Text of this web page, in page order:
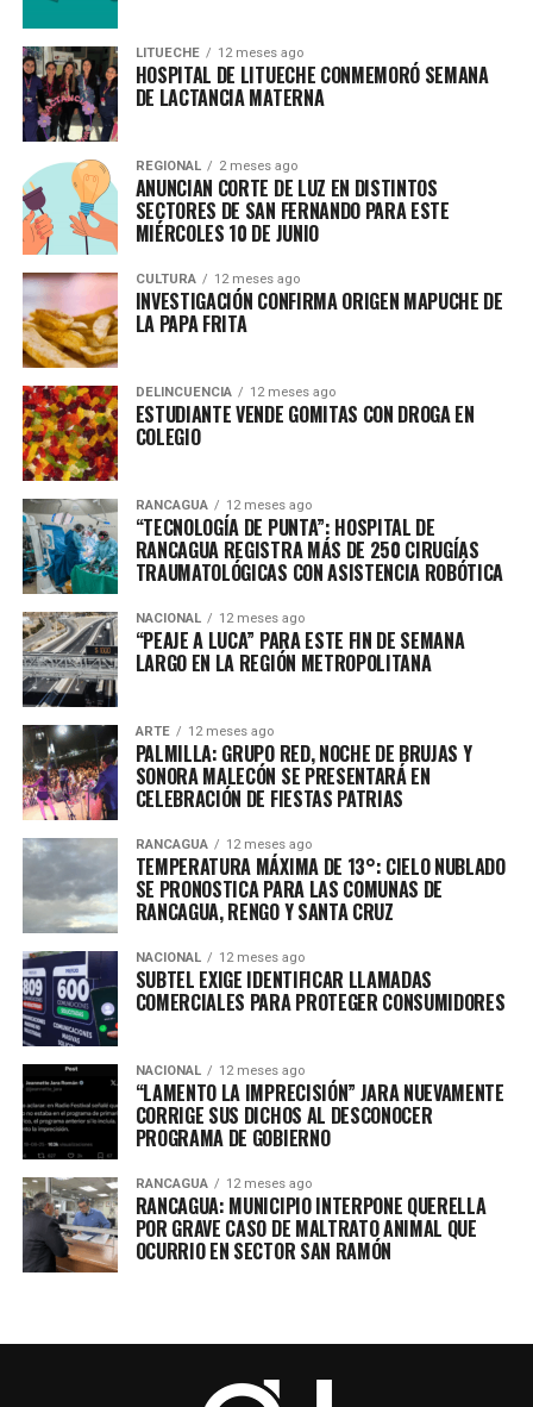
LITUECHE 12 meses ago
HOSPITAL DE LITUECHE CONMEMORÓ SEMANA
DE LACTANCIA MATERNA
REGIONAL 2 meses ago
ANUNCIAN CORTE DE LUZ EN DISTINTOS
SECTORES DE SAN FERNANDO PARA ESTE
MIÉRCOLES 10 DE JUNIO
CULTURA 12 meses ago
INVESTIGACIÓN CONFIRMA ORIGEN MAPUCHE DE
LA PAPA FRITA
DELINCUENCIA 12 meses ago
ESTUDIANTE VENDE GOMITAS CON DROGA EN
COLEGIO
RANCAGUA 12 meses ago
“TECNOLOGÍA DE PUNTA”: HOSPITAL DE
RANCAGUA REGISTRA MÁS DE 250 CIRUGÍAS
TRAUMATOLÓGICAS CON ASISTENCIA ROBÓTICA
NACIONAL 12 meses ago
“PEAJE A LUCA” PARA ESTE FIN DE SEMANA
LARGO EN LA REGIÓN METROPOLITANA
ARTE 12 meses ago
PALMILLA: GRUPO RED, NOCHE DE BRUJAS Y
SONORA MALECÓN SE PRESENTARÁ EN
CELEBRACIÓN DE FIESTAS PATRIAS
RANCAGUA 12 meses ago
TEMPERATURA MÁXIMA DE 13°: CIELO NUBLADO
SE PRONOSTICA PARA LAS COMUNAS DE
RANCAGUA, RENGO Y SANTA CRUZ
NACIONAL 12 meses ago
SUBTEL EXIGE IDENTIFICAR LLAMADAS
COMERCIALES PARA PROTEGER CONSUMIDORES
NACIONAL 12 meses ago
“LAMENTO LA IMPRECISIÓN” JARA NUEVAMENTE
CORRIGE SUS DICHOS AL DESCONOCER
PROGRAMA DE GOBIERNO
RANCAGUA 12 meses ago
RANCAGUA: MUNICIPIO INTERPONE QUERELLA
POR GRAVE CASO DE MALTRATO ANIMAL QUE
OCURRIO EN SECTOR SAN RAMÓN